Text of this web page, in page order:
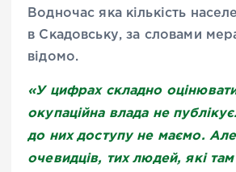
Водночас яка кількість
в Скадовську, за словами
відомо.
«У цифрах складно
окупаційна влада не
до них доступу не маємо.
очевидців, тих людей, які